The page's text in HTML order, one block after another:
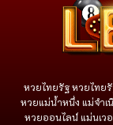
หวยไทยรัฐ หวยไทย
หวยแม่น้ำหนึ่ง แม่จํา
หวยออนไลน์ แม่นเว